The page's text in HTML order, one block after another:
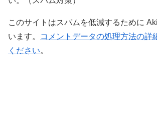
このサイトはスパムを低減するために
います。
コメントデータの処理方法の詳
ください。